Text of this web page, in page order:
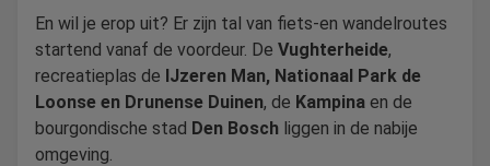
En wil je erop uit? Er zijn tal van fiets-en wandelroutes
startend vanaf de voordeur. De Vughterheide,
recreatieplas de IJzeren Man, Nationaal Park de
Loonse en Drunense Duinen, de Kampina en de
bourgondische stad Den Bosch liggen in de nabije
omgeving.